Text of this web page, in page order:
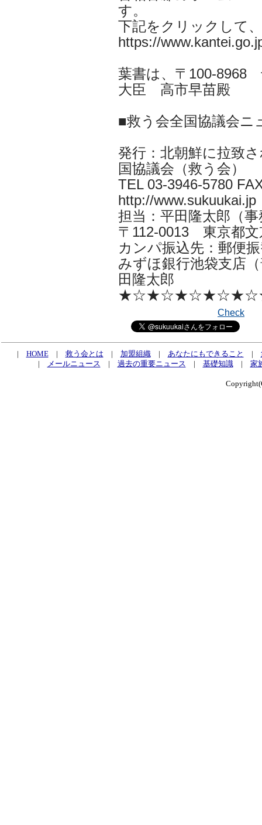
す。
下記をクリックして
https://
葉書は、〒100-8968
大臣 高市早苗殿
■救う会全国協議会ニ
発行：北朝鮮に拉致
国協議会（救う会）
TEL 03-3946-5780
http://www.sukuukai.jp
担当：平田隆太郎（
〒112-0013 東京都文
カンパ振込先：郵便
みずほ銀行池袋支店
田隆太郎
Check
| HOME| 救う会とは | 加盟組織| あなたにもできること |
|
メールニュース | 過去の重要ニュース | 基礎知識| 家